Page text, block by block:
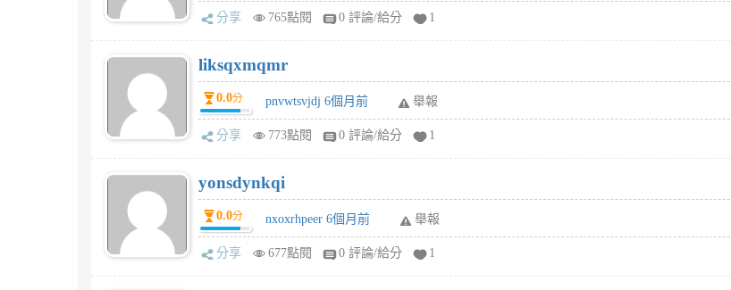
分享 765點閱 0 評論/給分 1
liksqxmqmr
0.0分 pnvwtsvjdj 6個月前 舉報
分享 773點閱 0 評論/給分 1
yonsdynkqi
0.0分 nxoxrhpeer 6個月前 舉報
分享 677點閱 0 評論/給分 1